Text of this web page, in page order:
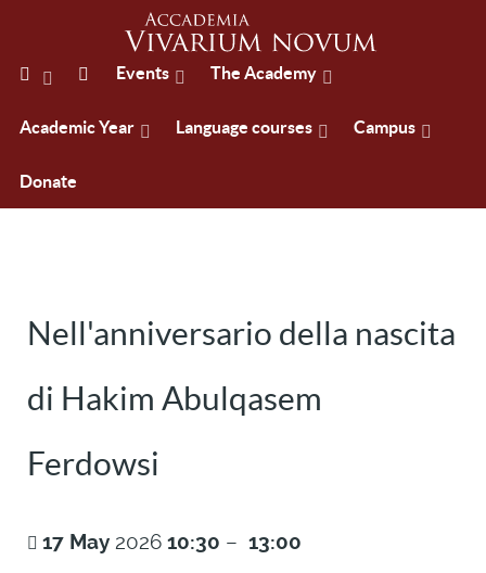
Events The Academy
Academic Year Language courses Campus
Donate
Nell'anniversario della nascita
di Hakim Abulqasem
Ferdowsi
17 May 2026 10:30 – 13:00